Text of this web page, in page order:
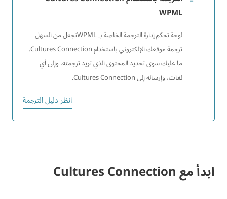
WPML
لوحة تحكم إدارة الترجمة الخاصة بـ WPMLتجعل من السهل
ترجمة موقعك الإلكتروني باستخدام Cultures Connection.
ما عليك سوى تحديد المحتوى الذي تريد ترجمته، وإلى أي
لغات، وإرساله إلى Cultures Connection.
انظر دليل الترجمة
ابدأ مع Cultures Connection